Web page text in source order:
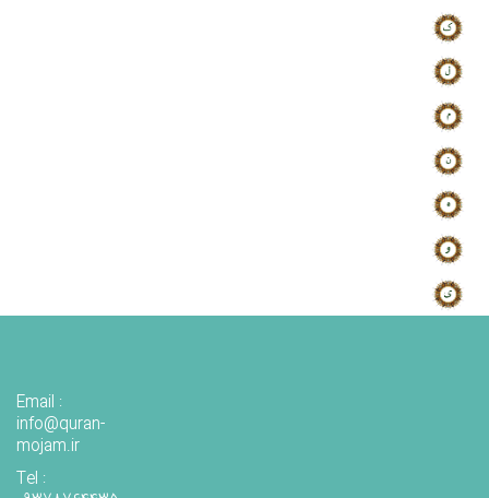
Email :
info@quran-
mojam.ir
Tel :